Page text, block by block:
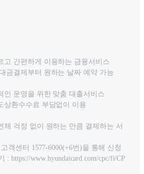
고 간편하게 이용하는 금융서비스
금결제부터 원하는 날짜 예약 가능
인 운영을 위한 맞춤 대출서비스
상환수수료 부담없이 이용
체 걱정 없이 원하는 만큼 결제하는 서
객센터 1577-6000(+6번)을 통해 신청
: https://www.hyundaicard.com/cpc/fi/CP